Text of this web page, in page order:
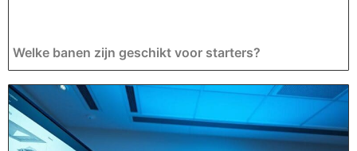
Welke banen zijn geschikt voor starters?